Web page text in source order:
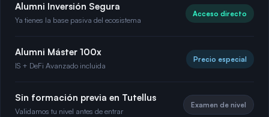
Alumni Inversión Segura
Ya tienes la base pasiva del ecosistema
Acceso directo
Alumni Máster 100x
IS + DeFi Avanzado incluida
Precio especial
Sin formación previa en Tutellus
Validamos tu nivel antes de entrar
Examen de nivel